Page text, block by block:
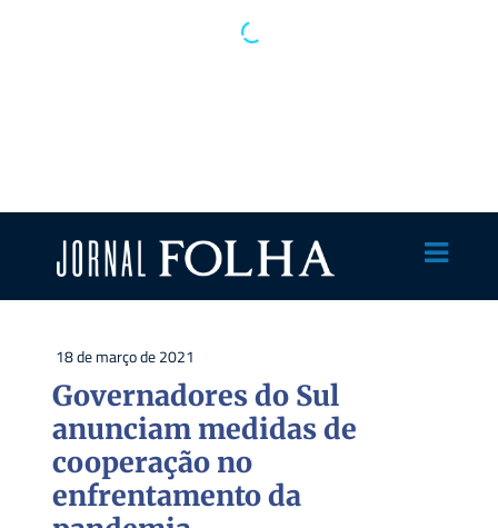
18 de março de 2021
Governadores do Sul
anunciam medidas de
cooperação no
enfrentamento da